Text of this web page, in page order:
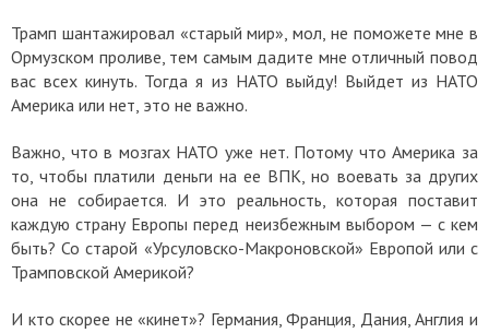
Трамп шантажировал «старый мир», мол, не поможете мне в
Ормузском проливе, тем самым дадите мне отличный повод
вас всех кинуть. Тогда я из НАТО выйду! Выйдет из НАТО
Америка или нет, это не важно.
Важно, что в мозгах НАТО уже нет. Потому что Америка за
то, чтобы платили деньги на ее ВПК, но воевать за других
она не собирается. И это реальность, которая поставит
каждую страну Европы перед неизбежным выбором — с кем
быть? Со старой «Урсуловско-Макроновской» Европой или с
Трамповской Америкой?
И кто скорее не «кинет»? Германия, Франция, Дания, Англия и